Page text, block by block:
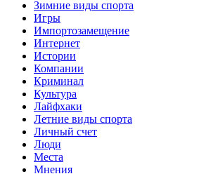
Зимние виды спорта
Игры
Импортозамещение
Интернет
Истории
Компании
Криминал
Культура
Лайфхаки
Летние виды спорта
Личный счет
Люди
Места
Мнения